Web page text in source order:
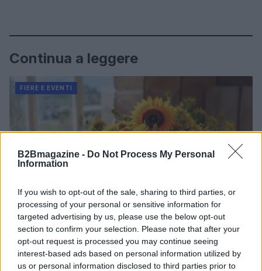
B2Bmagazine - Do Not Process My Personal
Information
If you wish to opt-out of the sale, sharing to third parties, or
processing of your personal or sensitive information for
targeted advertising by us, please use the below opt-out
section to confirm your selection. Please note that after your
opt-out request is processed you may continue seeing
interest-based ads based on personal information utilized by
us or personal information disclosed to third parties prior to
Continua a leggere
FIERE E EVENTI
Eventi floreali agosto 2026: Taviano, Bosco Marengo
e Verbania